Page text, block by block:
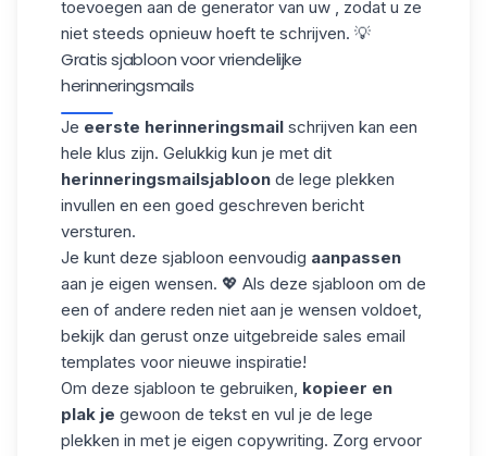
toevoegen aan de generator van uw , zodat u ze
niet steeds opnieuw hoeft te schrijven. 💡
Gratis sjabloon voor vriendelijke
herinneringsmails
Je eerste herinneringsmail schrijven kan een
hele klus zijn. Gelukkig kun je met dit
herinneringsmailsjabloon de lege plekken
invullen en een goed geschreven bericht
versturen.
Je kunt deze sjabloon eenvoudig aanpassen
aan je eigen wensen. 💖 Als deze sjabloon om de
een of andere reden niet aan je wensen voldoet,
bekijk dan gerust onze uitgebreide sales email
templates voor nieuwe inspiratie!
Om deze sjabloon te gebruiken, kopieer en
plak je gewoon de tekst en vul je de lege
plekken in met je eigen copywriting. Zorg ervoor